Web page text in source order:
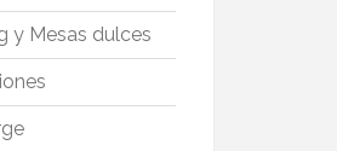
y Mesas dulces